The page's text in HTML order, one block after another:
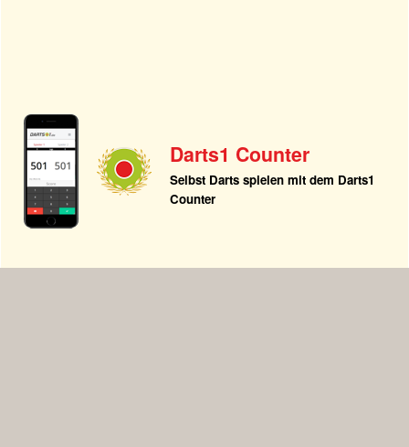
Darts1 Counter
Selbst Darts spielen mit dem Darts1
Counter